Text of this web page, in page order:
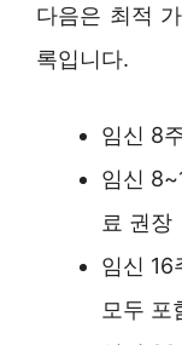
다음은 최적
록입니다.
임신 8
임신
료 권장
임신 16
모두 포